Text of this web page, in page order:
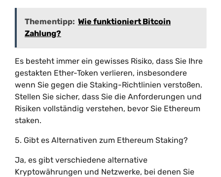
Thementipp: Wie funktioniert Bitcoin
Zahlung?
Es besteht immer ein gewisses Risiko, dass Sie Ihre
gestakten Ether-Token verlieren, insbesondere
wenn Sie gegen die Staking-Richtlinien verstoßen.
Stellen Sie sicher, dass Sie die Anforderungen und
Risiken vollständig verstehen, bevor Sie Ethereum
staken.
5. Gibt es Alternativen zum Ethereum Staking?
Ja, es gibt verschiedene alternative
Kryptowährungen und Netzwerke, bei denen Sie